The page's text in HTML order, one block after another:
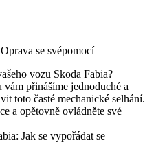
vozu Skoda Fabia?
přinášíme jednoduché a
toto časté mechanické selhání.
a opětovně ovládněte své